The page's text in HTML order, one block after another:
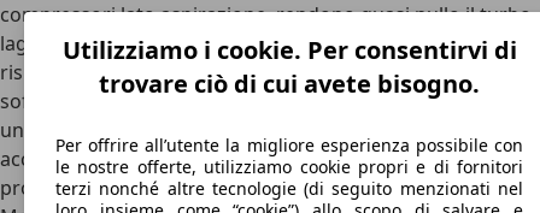
compressori lato aspirazione, rendono quasi nullo il turbo
lag lamentato da diversi clienti negli anni precedenti. Altro
risultato gradevole dal lato guida, e qui è complice una
sofisticatissima gestione elettronica della potenza, è
un’erogazione praticamente piatta che, tolta la brutale
accelerazione iniziale, consente di godere di coppia e
progressione costante a ogni cambio marcia.
Utilizziamo i cookie. Per consentirvi di
trovare ciò di cui avete bisogno.
Per offrire all’utente la migliore esperienza possibile con
le nostre offerte, utilizziamo cookie propri e di fornitori
terzi nonché altre tecnologie (di seguito menzionati nel